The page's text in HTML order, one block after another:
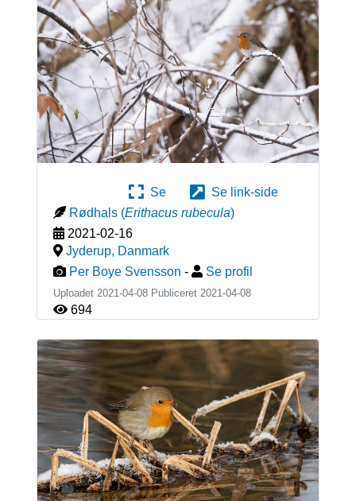
Se
Se link-side
Rødhals (Erithacus rubecula)
2021-02-16
Jyderup, Danmark
Per Boye Svensson - Se profil
Uploadet 2021-04-08 Publiceret 2021-04-08
694